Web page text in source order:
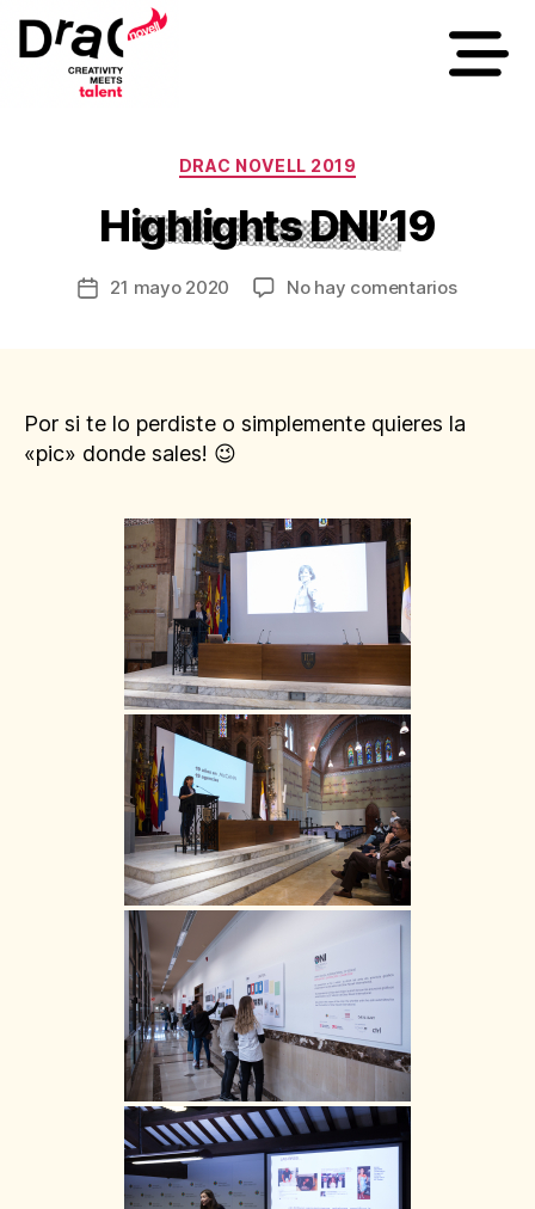
DRAC NOVELL 2019
Highlights DNI’19
21 mayo 2020 No hay comentarios
Por si te lo perdiste o simplemente quieres la
«pic» donde sales! 😉